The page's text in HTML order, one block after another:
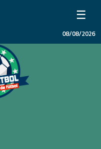
☰
08/08/2026